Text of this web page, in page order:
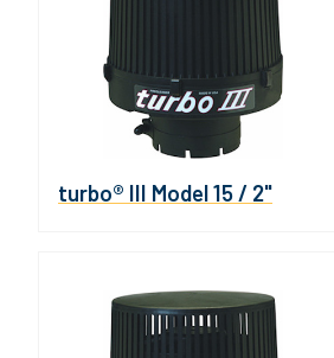
turbo® III Model 15 / 2"